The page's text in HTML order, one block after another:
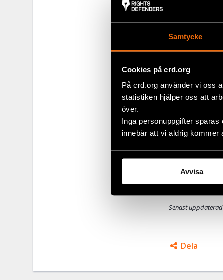
Samtycke
Cookies på crd.org
På crd.org använder vi oss
statistiken hjälper oss att
över.
Inga personuppgifter
innebär att vi aldrig kommer
Avvisa
eller utreda
brott. Den
relation till
lämna
kopplat till
resulterat i
förslagen är
regeringen
förslagen
Senast
Dela